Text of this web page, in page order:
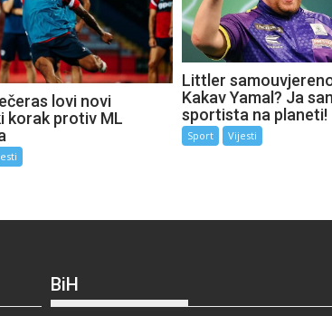
lovi novi
korak protiv ML
Littler
Kakav Yamal? Ja
sportista na planeti!
Sport Vijesti
BiH